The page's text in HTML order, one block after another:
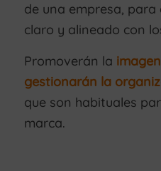
de una empresa,
claro y alineado con
Promoverán la
gestionarán la
que son habituales
marca.